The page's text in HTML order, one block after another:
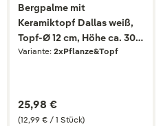
Bergpalme mit
Keramiktopf Dallas weiß,
Topf-Ø 12 cm, Höhe ca. 30
cm, 2er-Set
Variante: 2xPflanze&Topf
(12,99 € / 1 Stück)
25,98 €